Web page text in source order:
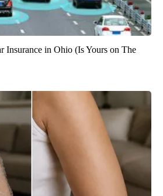
Insurance in Ohio (Is Yours on The